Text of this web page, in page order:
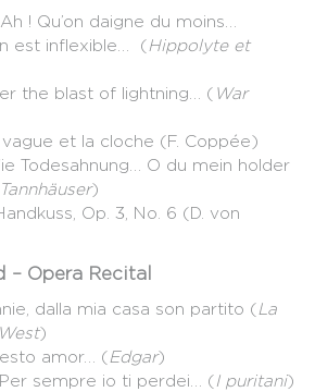
! Qu’on daigne du moins…
est inflexible… (Hippolyte et
the blast of lightning… ( War
vague et la cloche (F. Coppée)
Todesahnung… O du mein holder
Tannhäuser)
Op. 3, No. 6 (D. von
– Opera Recital
dalla mia casa son partito (La
)
amor… (Edgar)
Per sempre io ti perdei… (I puritani)